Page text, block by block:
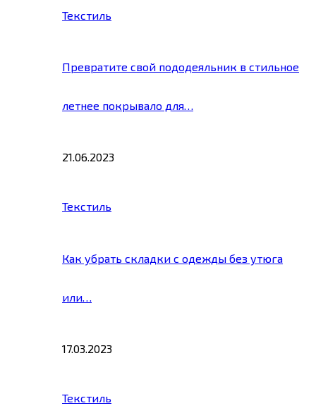
Текстиль
Превратите свой пододеяльник в стильное
летнее покрывало для…
21.06.2023
Текстиль
Как убрать складки с одежды без утюга
или…
17.03.2023
Текстиль